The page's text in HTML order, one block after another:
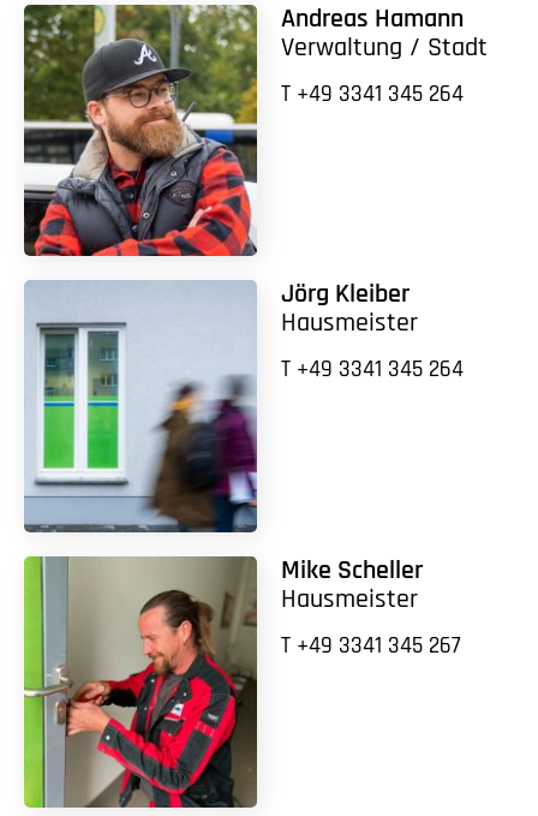
Andreas Hamann
Verwaltung / Stadt
T +49 3341 345 264
Jörg Kleiber
Hausmeister
T +49 3341 345 264
Mike Scheller
Hausmeister
T +49 3341 345 267